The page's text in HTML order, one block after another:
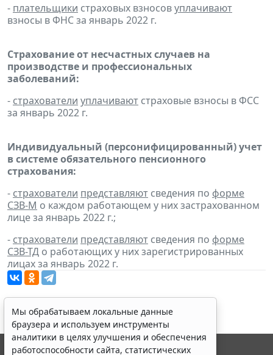
- плательщики страховых взносовуплачивают
взносы в ФНС за январь 2022 г.
Страхование от несчастных случаев на
производстве и профессиональных
заболеваний:
- страхователи уплачивают страховые взносы в ФСС
за январь 2022 г.
Индивидуальный (персонифицированный) учет
в системе обязательного пенсионного
страхования:
- страхователи представляют сведения по форме
СЗВ-М о каждом работающем у них застрахованном
лице за январь 2022 г.;
- страхователи представляют сведения по форме
СЗВ-ТД о работающих у них зарегистрированных
лицах за январь 2022 г.
Мы обрабатываем локальные данные
браузера и используем инструменты
аналитики в целях улучшения и обеспечения
работоспособности сайта, статистических